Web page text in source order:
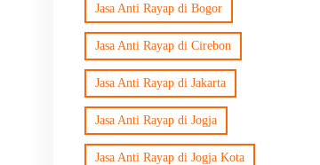
Jasa Anti Rayap di Bogor
Jasa Anti Rayap di Cirebon
Jasa Anti Rayap di Jakarta
Jasa Anti Rayap di Jogja
Jasa Anti Rayap di Jogja Kota